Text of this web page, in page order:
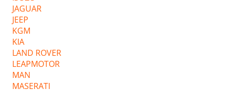
JAGUAR
JEEP
KGM
KIA
LAND ROVER
LEAPMOTOR
MAN
MASERATI